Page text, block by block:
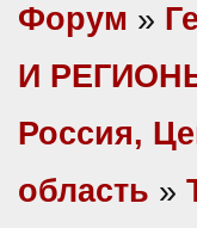
Форум »
И
Россия,
область »